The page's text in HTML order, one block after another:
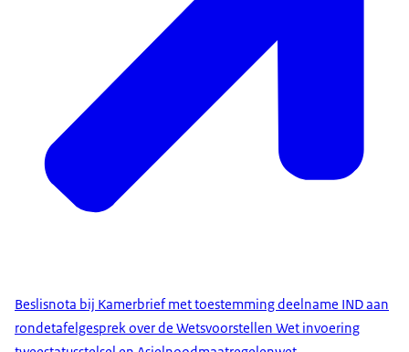
Beslisnota bij Kamerbrief met toestemming deelname IND aan
rondetafelgesprek over de Wetsvoorstellen Wet invoering